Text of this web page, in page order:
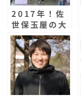
k
2017年！佐
世保玉屋の大
イベント！北
海道大物産展
に行ってきた
よー！大賑わ
いだ！